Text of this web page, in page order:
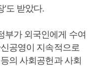
’도 받았다.
부가 외국인에게 수여
공영이 지속적으로
의 사회공헌과 사회